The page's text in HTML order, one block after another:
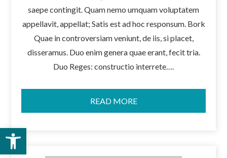
Open toolbar
saepe contingit. Quam nemo umquam voluptatem
appellavit, appellat; Satis est ad hoc responsum. Bork
Quae in controversiam veniunt, de iis, si placet,
disseramus. Duo enim genera quae erant, fecit tria.
Duo Reges: constructio interrete….
READ MORE